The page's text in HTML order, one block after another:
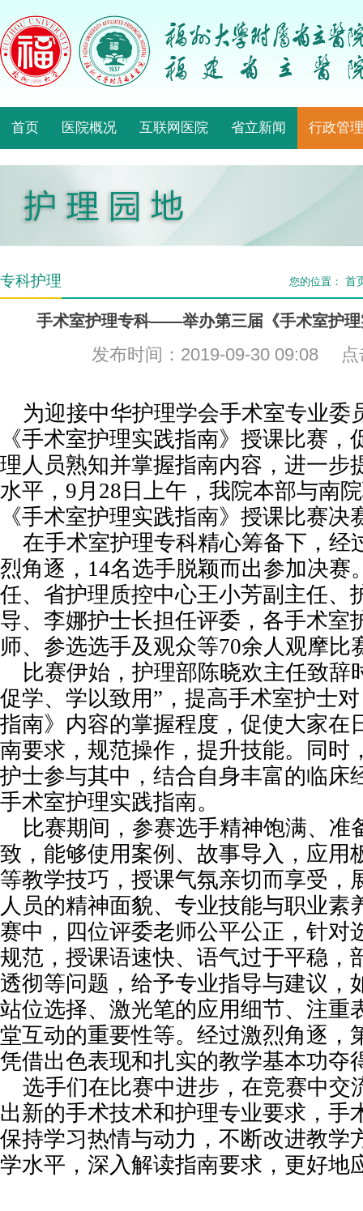
首页 医院概况 互联网医院 省立新闻 行政管理
专科护理 您的位置： 首
手术室护理专科——举办第三届《手术室护理
发布时间：2019-09-30 09:08 点
为迎接中华护理学会手术室专业委
《手术室护理实践指南》授课比赛，
理人员熟知并掌握指南内容，进一步
水平，9月28日上午，我院本部与南
《手术室护理实践指南》授课比赛决
在手术室护理专科精心筹备下，经
烈角逐，14名选手脱颖而出参加决赛
任、省护理质控中心王小芳副主任、
导、李娜护士长担任评委，各手术室
师、参选选手及观众等70余人观摩比
比赛伊始，护理部陈晓欢主任致辞
促学、学以致用”，提高手术室护士
指南》内容的掌握程度，促使大家在
南要求，规范操作，提升技能。同时
护士参与其中，结合自身丰富的临床
手术室护理实践指南。
比赛期间，参赛选手精神饱满、准
致，能够使用案例、故事导入，应用
等教学技巧，授课气氛亲切而享受，
人员的精神面貌、专业技能与职业素
赛中，四位评委老师公平公正，针对
规范，授课语速快、语气过于平稳，
透彻等问题，给予专业指导与建议，
站位选择、激光笔的应用细节、注重
堂互动的重要性等。经过激烈角逐，
凭借出色表现和扎实的教学基本功夺
选手们在比赛中进步，在竞赛中交
出新的手术技术和护理专业要求，手
保持学习热情与动力，不断改进教学
学水平，深入解读指南要求，更好地